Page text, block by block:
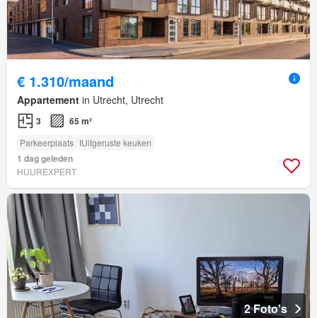
€ 1.310/maand
Appartement in Utrecht, Utrecht
3 65 m²
Parkeerplaats IUitgeruste keuken
1 dag geleden
HUUREXPERT
2 Foto's